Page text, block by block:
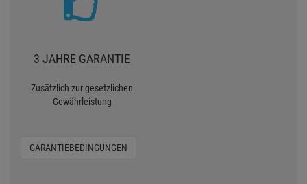
3 JAHRE GARANTIE
Zusätzlich zur gesetzlichen
Gewährleistung
GARANTIEBEDINGUNGEN